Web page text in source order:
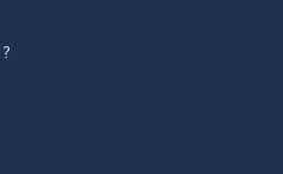
reconditionné, les
et engagement